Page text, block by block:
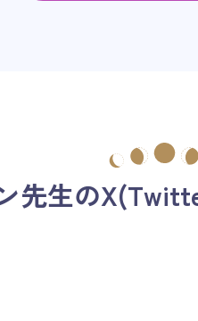
先生の